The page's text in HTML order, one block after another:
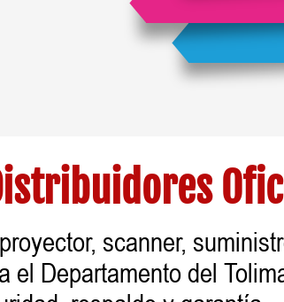
scanner,
el Departamento del